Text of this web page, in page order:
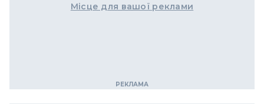
Місце для вашої реклами